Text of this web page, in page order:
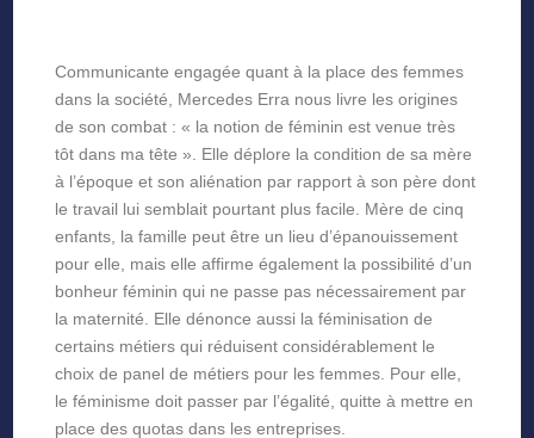
Communicante engagée quant à la place des femmes
dans la société, Mercedes Erra nous livre les origines
de son combat : « la notion de féminin est venue très
tôt dans ma tête ». Elle déplore la condition de sa mère
à l’époque et son aliénation par rapport à son père dont
le travail lui semblait pourtant plus facile. Mère de cinq
enfants, la famille peut être un lieu d’épanouissement
pour elle, mais elle affirme également la possibilité d’un
bonheur féminin qui ne passe pas nécessairement par
la maternité. Elle dénonce aussi la féminisation de
certains métiers qui réduisent considérablement le
choix de panel de métiers pour les femmes. Pour elle,
le féminisme doit passer par l’égalité, quitte à mettre en
place des quotas dans les entreprises.